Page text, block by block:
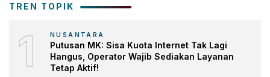
TREN TOPIK
1 NUSANTARA
Putusan MK: Sisa Kuota Internet Tak Lagi
Hangus, Operator Wajib Sediakan Layanan
Tetap Aktif!